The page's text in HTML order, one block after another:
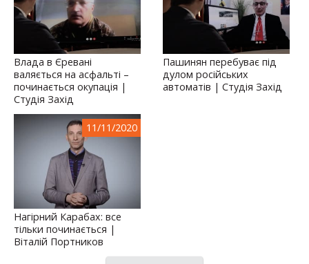
Влада в Єревані
валяється на асфальті –
починається окупація |
Студія Захід
Пашинян перебуває під
дулом російських
автоматів | Студія Захід
11/11/2020
Нагірний Карабах: все
тільки починається |
Віталій Портников